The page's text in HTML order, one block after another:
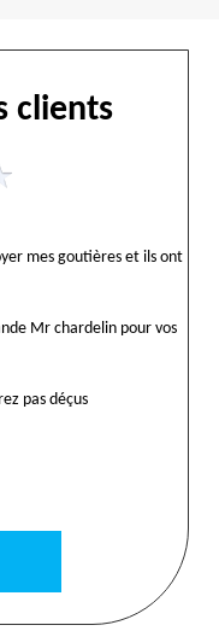
clients
mes goutières et ils ont
Mr chardelin pour vos
pas déçus